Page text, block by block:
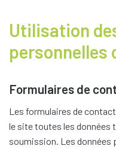
Utilisation
personnelles
Formulaires de
Les formulaires de
le site toutes les données
soumission. Les données